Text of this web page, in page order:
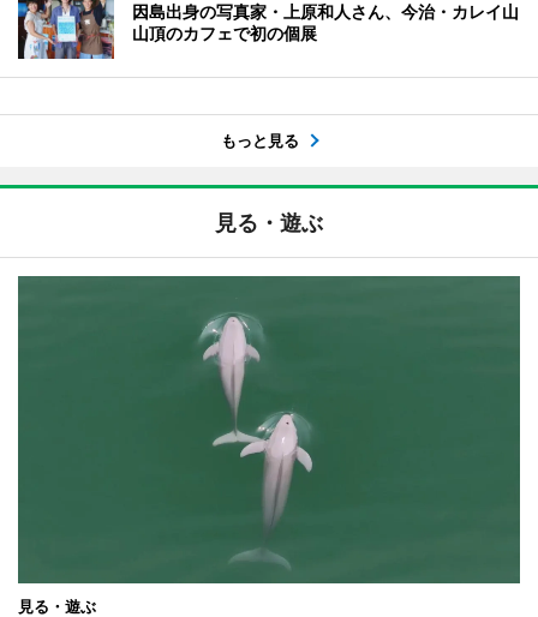
因島出身の写真家・上原和人さん、今治・カレイ山
山頂のカフェで初の個展
もっと見る
見る・遊ぶ
見る・遊ぶ